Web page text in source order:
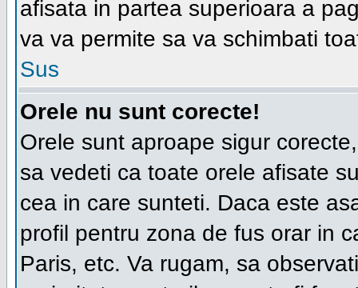
afisata in partea superioara a
va va permite sa va schimbati
Sus
Orele nu sunt corecte!
Orele sunt aproape sigur
sa vedeti ca toate orele afisate
cea in care sunteti. Daca este
profil pentru zona de fus orar in
Paris, etc. Va rugam, sa